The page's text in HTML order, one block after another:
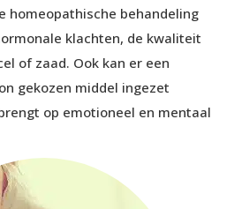
homeopathische behandeling
klachten, de kwaliteit
of zaad. Ook kan er een
gekozen middel ingezet
op emotioneel en mentaal